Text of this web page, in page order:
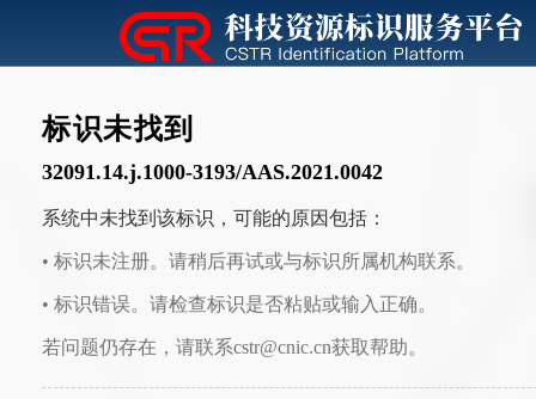
标识未找到
32091.14.j.1000-3193/AAS.2021.0042
系统中未找到该标识，可能的原因包括：
• 标识未注册。请稍后再试或与标识所属机构联系。
• 标识错误。请检查标识是否粘贴或输入正确。
若问题仍存在，请联系cstr@cnic.cn获取帮助。